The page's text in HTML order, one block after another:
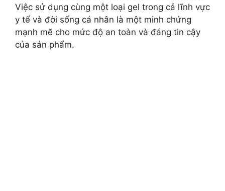
Việc sử dụng cùng một loại gel trong cả lĩnh vực
y tế và đời sống cá nhân là một minh chứng
mạnh mẽ cho mức độ an toàn và đáng tin cậy
của sản phẩm.